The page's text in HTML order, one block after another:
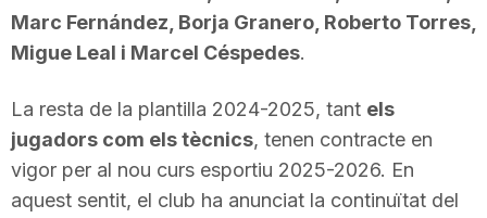
Marc Fernández, Borja Granero, Roberto Torres,
Migue Leal i Marcel Céspedes.
La resta de la plantilla 2024-2025, tant els
jugadors com els tècnics, tenen contracte en
vigor per al nou curs esportiu 2025-2026. En
aquest sentit, el club ha anunciat la continuïtat del